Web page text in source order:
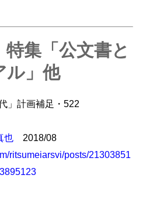
特集「公文書と
ル」他
」計画補足・522
也 2018/08
ritsumeiarsvi/posts/21303851